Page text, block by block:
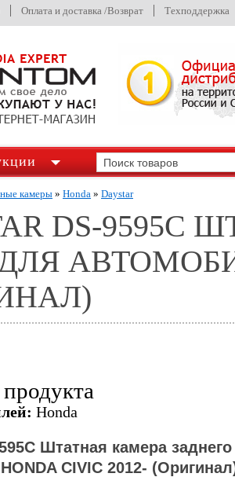
Оплата и доставка /Возврат Техподдержка
камеры » Honda » Daystar
DS-
Honda
C Штатная камера
CIVIC 2012-